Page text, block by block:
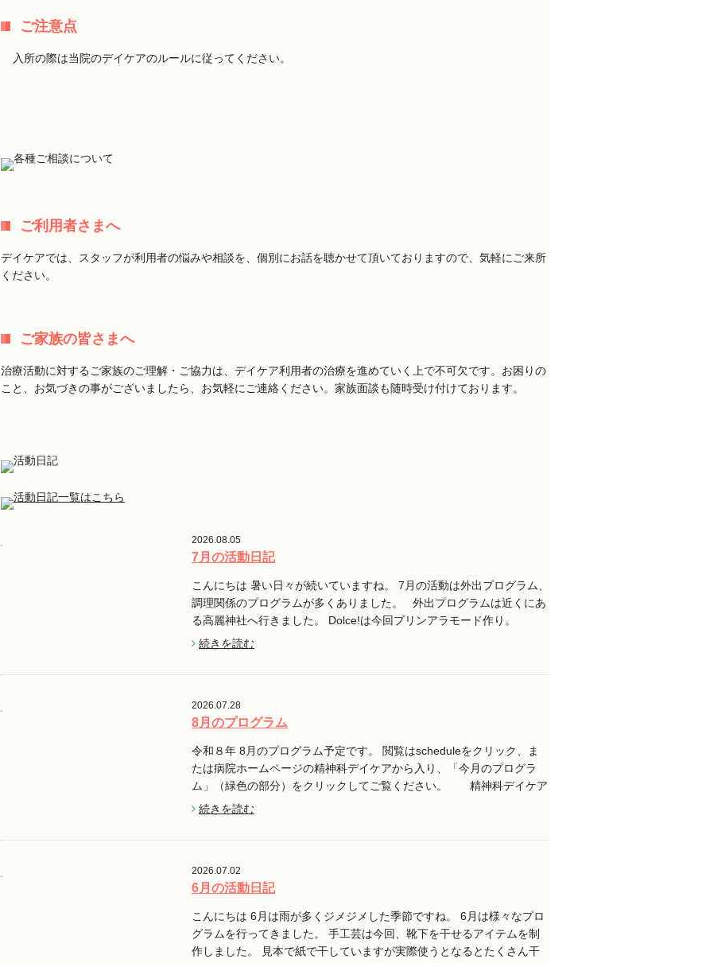
ご注意点
入所の際は当院のデイケアのルールに従ってください。
ご利用者さまへ
デイケアでは、スタッフが利用者の悩みや相談を、個別にお話を聴かせて頂いておりますので、気軽にご来所
ください。
ご家族の皆さまへ
治療活動に対するご家族のご理解・ご協力は、デイケア利用者の治療を進めていく上で不可欠です。お困りの
こと、お気づきの事がございましたら、お気軽にご連絡ください。家族面談も随時受け付けております。
2026.08.05
7月の活動日記
こんにちは 暑い日々が続いていますね。 7月の活動は外出プログラム、
調理関係のプログラムが多くありました。 外出プログラムは近くにあ
る高麗神社へ行きました。 Dolce!は今回プリンアラモード作り。
続きを読む
2026.07.28
8月のプログラム
令和８年 8月のプログラム予定です。 閲覧はscheduleをクリック、ま
たは病院ホームページの精神科デイケアから入り、「今月のプログラ
ム」（緑色の部分）をクリックしてご覧ください。 精神科デイケア
続きを読む
2026.07.02
6月の活動日記
こんにちは 6月は雨が多くジメジメした季節ですね。 6月は様々なプロ
グラムを行ってきました。 手工芸は今回、靴下を干せるアイテムを制
作しました。 見本で紙で干していますが実際使うとなるとたくさん干